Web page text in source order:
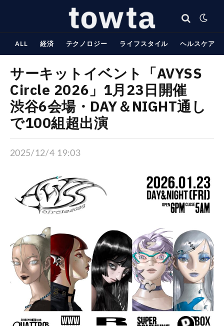
ALL 経済 テクノロジー ライフスタイル ヘルスケア
サーキットイベント「AVYSS
Circle 2026」1月23日開催
渋谷6会場・DAY＆NIGHT通し
で100組超出演
2025/12/4 19:03